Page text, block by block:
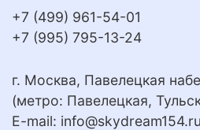
+7 (499) 961-54-01
+7 (995) 795-13-24
г. Москва, Павелецкая
(метро: Павелецкая,
E-mail: info@skydream154.ru